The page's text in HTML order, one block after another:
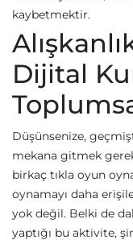
kaybetmektir.
Dijital
Düşünsenize,
mekana gitmek
birkaç tıkla oyun
oynamayı daha
yok değil. Belki de
yaptığı bu aktivite,